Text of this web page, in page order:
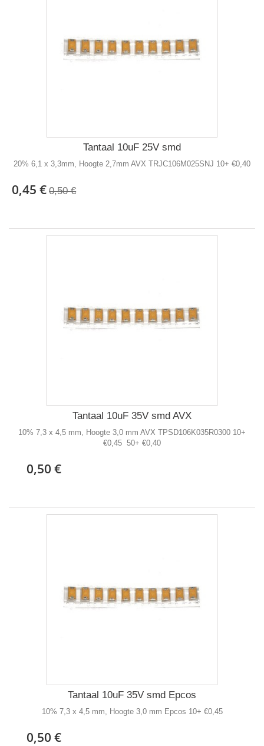
Tantaal 10uF 25V smd
20% 6,1 x 3,3mm, Hoogte 2,7mm AVX TRJC106M025SNJ 10+ €0,40
0,45 € 0,50 €
Tantaal 10uF 35V smd AVX
10% 7,3 x 4,5 mm, Hoogte 3,0 mm AVX TPSD106K035R0300 10+
€0,45 50+ €0,40
0,50 €
Tantaal 10uF 35V smd Epcos
10% 7,3 x 4,5 mm, Hoogte 3,0 mm Epcos 10+ €0,45
0,50 €